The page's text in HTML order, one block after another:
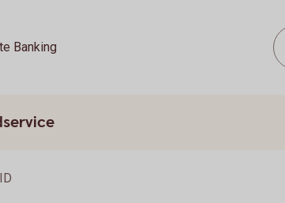
Banking